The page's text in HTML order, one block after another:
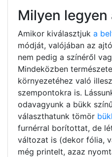
Milyen
Amikor kiválasztjuk a
módját, valójában az
nem pedig a színéről
Mindeközben
környezetéhez való
szempontokra is.
odavagyunk a bükk színű
választhatunk tömör
furnérral borítottat, de
változat is (dekor fólia,
még printelt, azaz